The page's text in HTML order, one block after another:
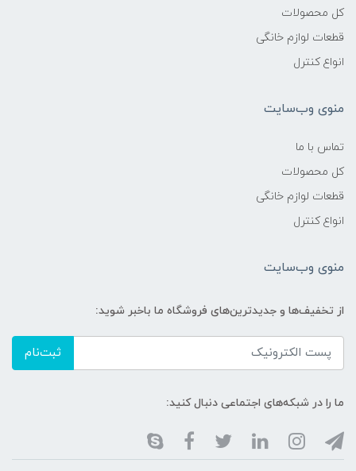
کل محصولات
قطعات لوازم خانگی
انواع کنترل
منوی وب‌سایت
تماس با ما
کل محصولات
قطعات لوازم خانگی
انواع کنترل
منوی وب‌سایت
از تخفیف‌ها و جدیدترین‌های فروشگاه ما باخبر شوید:
ثبت‌نام
ما را در شبکه‌های اجتماعی دنبال کنید: